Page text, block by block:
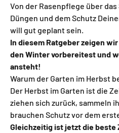
Von der Rasenpflege über
Düngen und dem Schutz
will gut geplant sein.
In diesem Ratgeber zeigen
den Winter vorbereitest und
ansteht!
Warum der Garten im Herbst
Der Herbst im Garten ist die
ziehen sich zurück, sammeln
brauchen Schutz vor dem
Gleichzeitig ist jetzt die beste